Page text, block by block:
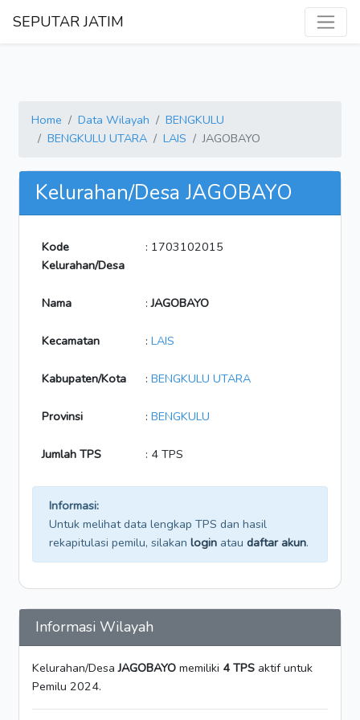
SEPUTAR JATIM
Home Data Wilayah
BENGKULU
BENGKULU UTARA
LAIS JAGOBAYO
Kelurahan/Desa JAGOBAYO
Kode
Kelurahan/Desa
: 1703102015
Nama :JAGOBAYO
Kecamatan : LAIS
Kabupaten/Kota : BENGKULU UTARA
Provinsi : BENGKULU
Jumlah TPS : 4 TPS
Informasi:
Untuk melihat data lengkap TPS dan hasil
rekapitulasi pemilu, silakan login atau daftar akun.
Informasi Wilayah
Kelurahan/DesaJAGOBAYO memiliki 4 TPS aktif untuk
Pemilu 2024.